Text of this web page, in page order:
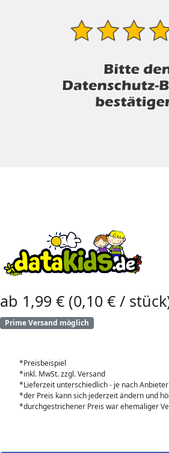
ab 1,99 € (0,10 € /
Prime Versand möglich
*Preisbeispiel
*inkl. MwSt. zzgl. Versand
*Lieferzeit unterschiedlich - je nach Anbieter
*der Preis kann sich jederzeit ändern und
*durchgestrichener Preis war ehemaliger